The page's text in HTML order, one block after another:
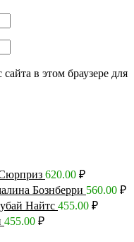
в этом браузере для
620.00 ₽
Бознберри 560.00 ₽
Найтс 455.00 ₽
455.00 ₽